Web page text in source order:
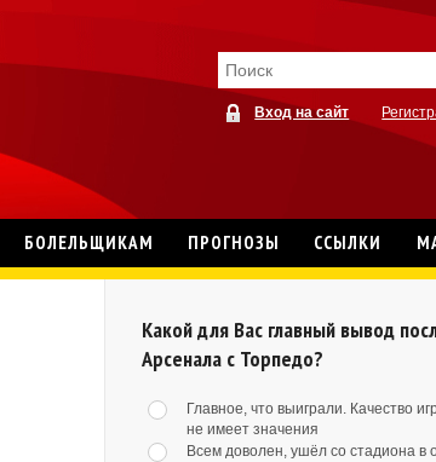
Вход на сайт
БОЛЕЛЬЩИКАМ ПРОГНОЗЫ ССЫЛКИ
Какой для Вас главный вывод
Арсенала с Торпедо?
Главное, что выиграли. Качество
не имеет значения
Всем доволен, ушёл со стадиона в